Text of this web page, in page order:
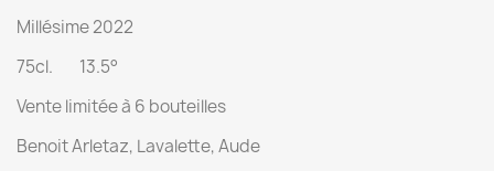
Millésime 2022
75cl. 13.5°
Vente limitée à 6 bouteilles
Benoit Arletaz, Lavalette, Aude